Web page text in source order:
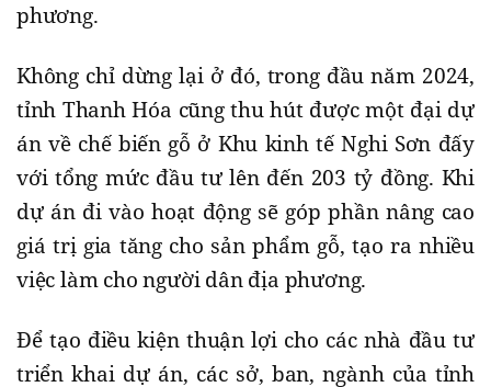
phương.
Không chỉ dừng lại ở đó, trong đầu năm 2024,
tỉnh Thanh Hóa cũng thu hút được một đại dự
án về chế biến gỗ ở Khu kinh tế Nghi Sơn đấy
với tổng mức đầu tư lên đến 203 tỷ đồng. Khi
dự án đi vào hoạt động sẽ góp phần nâng cao
giá trị gia tăng cho sản phẩm gỗ, tạo ra nhiều
việc làm cho người dân địa phương.
Để tạo điều kiện thuận lợi cho các nhà đầu tư
triển khai dự án, các sở, ban, ngành của tỉnh